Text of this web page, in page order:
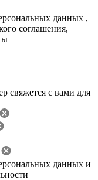
данных ,
соглашения,
свяжется с вами для
данных и